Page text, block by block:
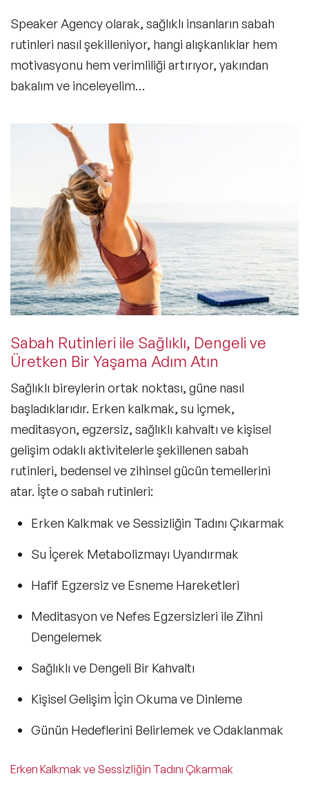
Speaker Agency olarak, sağlıklı insanların sabah
rutinleri nasıl şekilleniyor, hangi alışkanlıklar hem
motivasyonu hem verimliliği artırıyor, yakından
bakalım ve inceleyelim…
Sabah Rutinleri ile Sağlıklı, Dengeli ve
Üretken Bir Yaşama Adım Atın
Sağlıklı bireylerin ortak noktası, güne nasıl
başladıklarıdır. Erken kalkmak, su içmek,
meditasyon, egzersiz, sağlıklı kahvaltı ve kişisel
gelişim odaklı aktivitelerle şekillenen sabah
rutinleri, bedensel ve zihinsel gücün temellerini
atar. İşte o sabah rutinleri:
Erken Kalkmak ve Sessizliğin Tadını Çıkarmak
Su İçerek Metabolizmayı Uyandırmak
Hafif Egzersiz ve Esneme Hareketleri
Meditasyon ve Nefes Egzersizleri ile Zihni
Dengelemek
Sağlıklı ve Dengeli Bir Kahvaltı
Kişisel Gelişim İçin Okuma ve Dinleme
Günün Hedeflerini Belirlemek ve Odaklanmak
Erken Kalkmak ve Sessizliğin Tadını Çıkarmak